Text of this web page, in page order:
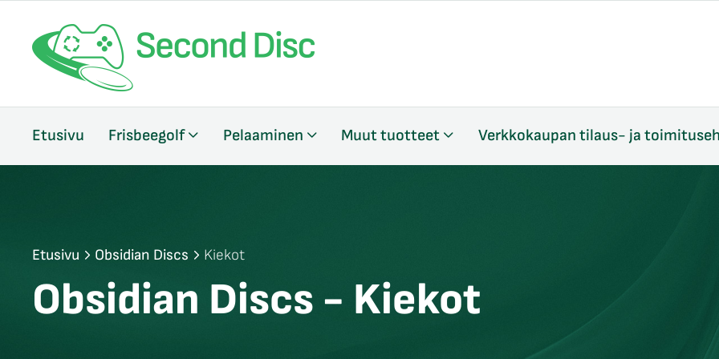
Etusivu Frisbeegolf Pelaaminen Muut tuotteet Verkkokaupan tilaus- ja
Etusivu Obsidian Discs Kiekot
Obsidian Discs - Kiekot
sulje
sulje